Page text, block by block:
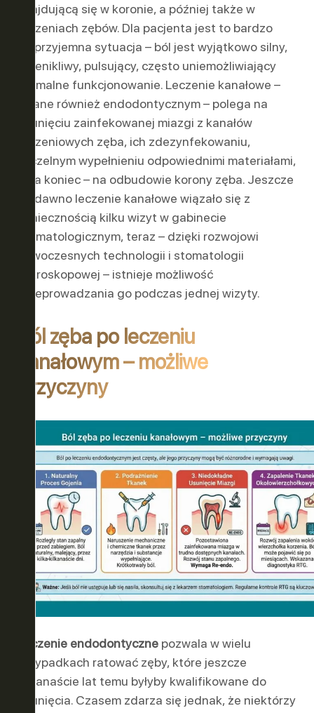
znajdującą się w koronie, a później także w
korzeniach zębów. Dla pacjenta jest to bardzo
nieprzyjemna sytuacja – ból jest wyjątkowo silny,
przenikliwy, pulsujący, często uniemożliwiający
normalne funkcjonowanie. Leczenie kanałowe –
zwane również endodontycznym – polega na
usunięciu zainfekowanej miazgi z kanałów
korzeniowych zęba, ich zdezynfekowaniu,
szczelnym wypełnieniu odpowiednimi materiałami,
a na koniec – na odbudowie korony zęba. Jeszcze
niedawno leczenie kanałowe wiązało się z
koniecznością kilku wizyt w gabinecie
stomatologicznym, teraz – dzięki rozwojowi
nowoczesnych technologii i stomatologii
mikroskopowej – istnieje możliwość
przeprowadzania go podczas jednej wizyty.
Ból zęba po leczeniu
kanałowym – możliwe
przyczyny
Leczenie endodontyczne pozwala w wielu
przypadkach ratować zęby, które jeszcze
kilkanaście lat temu byłyby kwalifikowane do
usunięcia. Czasem zdarza się jednak, że niektórzy